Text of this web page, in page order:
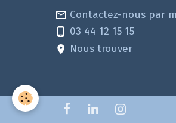
Contactez-nous par
03 44 12 15 15
Nous trouver